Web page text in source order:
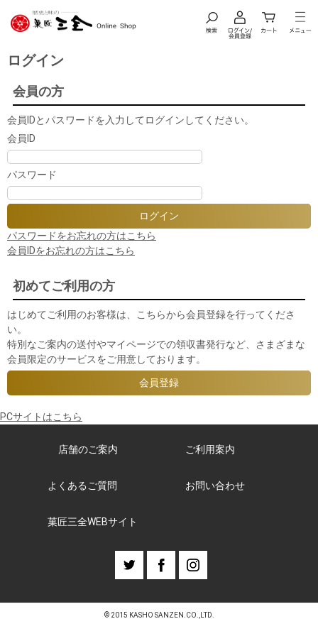
ログイン
会員の方
会員IDとパスワードを入力してログインしてください。
会員ID
パスワード
パスワードをお忘れの方はこちら
会員IDをお忘れの方はこちら
初めてご利用の方
はじめてご利用のお客様は、こちらから会員登録を行ってくださ
い。
特別なご案内の送付やマイページでの領収書発行など、さまざまな
会員限定のサービスをご用意しております。
PCサイトはこちら
店舗のご案内 ご利用案内
よくあるご質問 お問い合わせ
菓匠三全WEBサイト
© 2015 KASHO SANZEN.CO.,LTD.